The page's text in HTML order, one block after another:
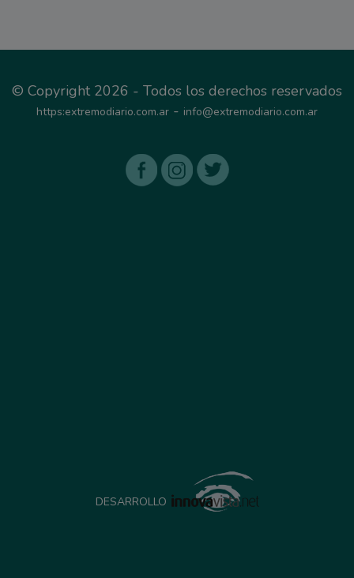
© Copyright 2026 - Todos los derechos reservados
https:extremodiario.com.ar - info@extremodiario.com.ar
DESARROLLO